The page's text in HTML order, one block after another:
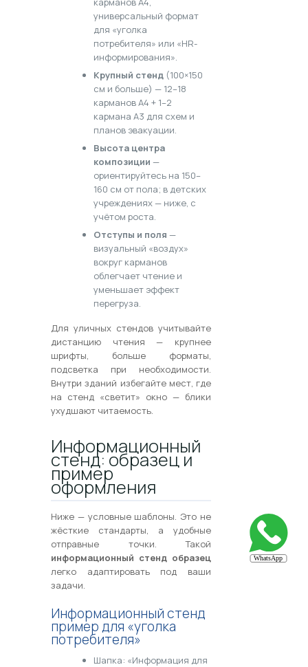
универсальный формат
для «уголка
потребителя» или «HR-
информирования».
Крупный стенд (100×150
см и больше) — 12–18
карманов А4 + 1–2
кармана А3 для схем и
планов эвакуации.
Высота центра
композиции —
ориентируйтесь на 150–
160 см от пола; в детских
учреждениях — ниже, с
учётом роста.
Отступы и поля —
визуальный «воздух»
вокруг карманов
облегчает чтение и
уменьшает эффект
перегруза.
Для уличных стендов учитывайте
дистанцию чтения — крупнее
шрифты, больше форматы,
подсветка при необходимости.
Внутри зданий избегайте мест, где
на стенд «светит» окно — блики
ухудшают читаемость.
Информационный
стенд: образец и
пример
оформления
Ниже — условные шаблоны. Это не
жёсткие стандарты, а удобные
отправные точки. Такой
информационный стенд образец
легко адаптировать под ваши
задачи.
Информационный стенд
пример для «уголка
потребителя»
Шапка: «Информация для